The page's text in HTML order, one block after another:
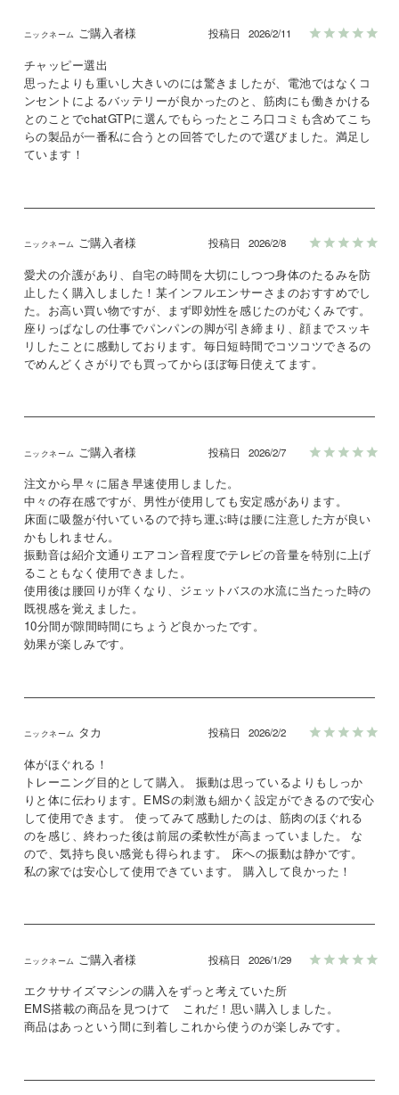
ご購入者様 投稿日 2026/2/11
チャッピー選出
思ったよりも重いし大きいのには驚きましたが、電池ではなくコ
ンセントによるバッテリーが良かったのと、筋肉にも働きかける
とのことでchatGTPに選んでもらったところ口コミも含めてこち
らの製品が一番私に合うとの回答でしたので選びました。満足し
ています！
ご購入者様 投稿日 2026/2/8
愛犬の介護があり、自宅の時間を大切にしつつ身体のたるみを防
止したく購入しました！某インフルエンサーさまのおすすめでし
た。お高い買い物ですが、まず即効性を感じたのがむくみです。
座りっぱなしの仕事でパンパンの脚が引き締まり、顔までスッキ
リしたことに感動しております。毎日短時間でコツコツできるの
でめんどくさがりでも買ってからほぼ毎日使えてます。
ご購入者様 投稿日 2026/2/7
注文から早々に届き早速使用しました。
中々の存在感ですが、男性が使用しても安定感があります。
床面に吸盤が付いているので持ち運ぶ時は腰に注意した方が良い
かもしれません。
振動音は紹介文通りエアコン音程度でテレビの音量を特別に上げ
ることもなく使用できました。
使用後は腰回りが痒くなり、ジェットバスの水流に当たった時の
既視感を覚えました。
10分間が隙間時間にちょうど良かったです。
効果が楽しみです。
タカ 投稿日 2026/2/2
体がほぐれる！
トレーニング目的として購入。 振動は思っているよりもしっか
りと体に伝わります。EMSの刺激も細かく設定ができるので安心
して使用できます。 使ってみて感動したのは、筋肉のほぐれる
のを感じ、終わった後は前屈の柔軟性が高まっていました。 な
ので、気持ち良い感覚も得られます。 床への振動は静かです。
私の家では安心して使用できています。 購入して良かった！
ご購入者様 投稿日 2026/1/29
エクササイズマシンの購入をずっと考えていた所
EMS搭載の商品を見つけて　これだ！思い購入しました。
商品はあっという間に到着しこれから使うのが楽しみです。